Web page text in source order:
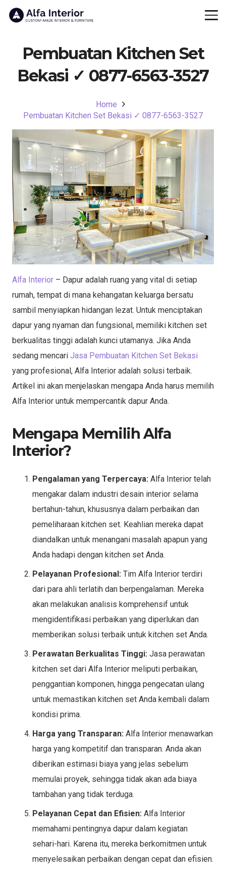
Pembuatan Kitchen Set
Bekasi ✓ 0877-6563-3527
Home
Pembuatan Kitchen Set Bekasi ✓ 0877-6563-3527
Alfa Interior – Dapur adalah ruang yang vital di setiap
rumah, tempat di mana kehangatan keluarga bersatu
sambil menyiapkan hidangan lezat. Untuk menciptakan
dapur yang nyaman dan fungsional, memiliki kitchen set
berkualitas tinggi adalah kunci utamanya. Jika Anda
sedang mencari Jasa Pembuatan Kitchen Set Bekasi
yang profesional, Alfa Interior adalah solusi terbaik.
Artikel ini akan menjelaskan mengapa Anda harus memilih
Alfa Interior untuk mempercantik dapur Anda.
Mengapa Memilih Alfa
Interior?
Pengalaman yang Terpercaya: Alfa Interior telah
mengakar dalam industri desain interior selama
bertahun-tahun, khususnya dalam perbaikan dan
pemeliharaan kitchen set. Keahlian mereka dapat
diandalkan untuk menangani masalah apapun yang
Anda hadapi dengan kitchen set Anda.
Pelayanan Profesional: Tim Alfa Interior terdiri
dari para ahli terlatih dan berpengalaman. Mereka
akan melakukan analisis komprehensif untuk
mengidentifikasi perbaikan yang diperlukan dan
memberikan solusi terbaik untuk kitchen set Anda.
Perawatan Berkualitas Tinggi: Jasa perawatan
kitchen set dari Alfa Interior meliputi perbaikan,
penggantian komponen, hingga pengecatan ulang
untuk memastikan kitchen set Anda kembali dalam
kondisi prima.
Harga yang Transparan: Alfa Interior menawarkan
harga yang kompetitif dan transparan. Anda akan
diberikan estimasi biaya yang jelas sebelum
memulai proyek, sehingga tidak akan ada biaya
tambahan yang tidak terduga.
Pelayanan Cepat dan Efisien: Alfa Interior
memahami pentingnya dapur dalam kegiatan
sehari-hari. Karena itu, mereka berkomitmen untuk
menyelesaikan perbaikan dengan cepat dan efisien.